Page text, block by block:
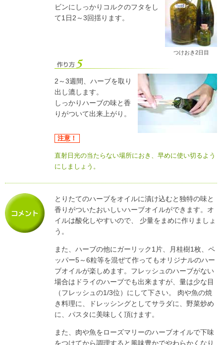
つけおき2日目
ビンにしっかりコルクのフタをし
て1日2～3回揺ります。
2～3週間、ハーブを取り
出し漉します。
しっかりハーブの味と香
りがついて出来上がり。
注意！
直射日光の当たらない場所におき、早めに使い切るよう
にしましょう。
とりたてのハーブをオイルに漬け込むと独特の味と
香りがついたおいしいハーブオイルができます。オ
イルは酸化しやすいので、 少量をまめに作りましょ
う。
また、ハーブの他にガーリック1片、月桂樹1枚、ペ
ッパー5～6粒等を混ぜて作ってもオリジナルのハー
ブオイルが楽しめます。フレッシュのハーブがない
場合はドライのハーブでも出来ますが、量は少な目
（フレッシュの1/3位）にして下さい。 肉や魚の焼
き料理に、ドレッシングとしてサラダに、野菜炒め
に、パスタに美味しく頂けます。
また、肉や魚をローズマリーのハーブオイルで下味
をつけてから調理すると風味豊かでやわらかくなり